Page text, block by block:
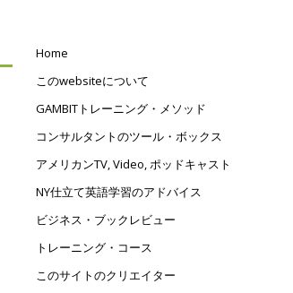
Home
このwebsiteについて
GAMBITトレーニング・メソッド
コンサルタントのツール・ボックス
アメリカンTV, Video, ポッドキャスト
NY仕立て英語学習のアドバイス
ビジネス・ブックレビュー
トレーニング・コース
このサイトのクリエイター